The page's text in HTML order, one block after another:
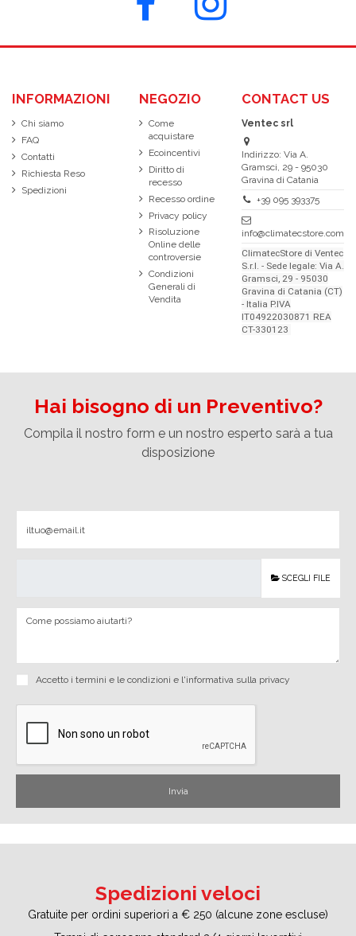
INFORMAZIONI
Chi siamo
FAQ
Contatti
Richiesta Reso
Spedizioni
NEGOZIO
Come
acquistare
Ecoincentivi
Diritto di
recesso
Recesso ordine
Privacy policy
Risoluzione
Online delle
controversie
Condizioni
Generali di
Vendita
CONTACT US
Ventec srl
Indirizzo: Via A.
Gramsci, 29 - 95030
Gravina di Catania
+39 095 393375
info@climatecstore.com
ClimatecStore di Ventec
S.r.l. - Sede legale: Via A.
Gramsci, 29 - 95030
Gravina di Catania (CT)
- Italia P.IVA
IT04922030871 REA
CT-330123
Hai bisogno di un Preventivo?
Compila il nostro form e un nostro esperto sarà a tua
disposizione
SCEGLI FILE
Accetto i termini e le condizioni e l'informativa sulla privacy
Spedizioni veloci
Gratuite per ordini superiori a € 250 (alcune zone escluse)